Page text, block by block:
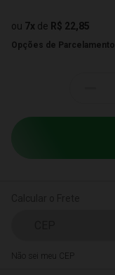
ou 7x de R$ 22,85
Opções de Parcelamento:
Não sei meu CEP